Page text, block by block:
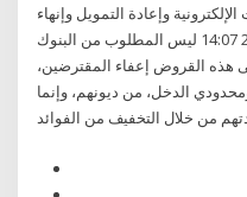
وإعادة التمويل وإنهاء
الاتفاقيات اقتصاد الاحد 29 مارس 2020 14:07 ليس المطلوب من البنوك
هذه القروض إعفاء المقترضين،
الدخل، من ديونهم، وإنما
من خلال التخفيف من الفوائد